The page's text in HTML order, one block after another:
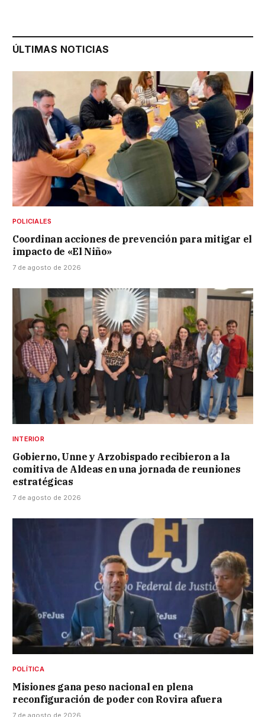
ÚLTIMAS NOTICIAS
POLICIALES
Coordinan acciones de prevención para mitigar el
impacto de «El Niño»
7 de agosto de 2026
INTERIOR
Gobierno, Unne y Arzobispado recibieron a la
comitiva de Aldeas en una jornada de reuniones
estratégicas
7 de agosto de 2026
POLÍTICA
Misiones gana peso nacional en plena
reconfiguración de poder con Rovira afuera
7 de agosto de 2026